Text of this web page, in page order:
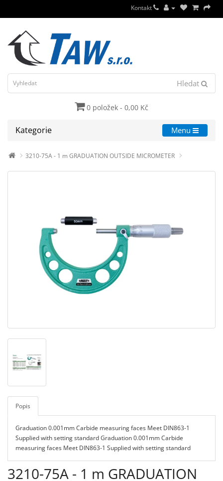
Kontakt
Hledat
0 položek - 0,00 Kč
Kategorie Menu
3210-75A - 1 m GRADUATION OUTSIDE MICROMETER
Popis
Graduation 0.001mm Carbide measuring faces Meet DIN863-1
Supplied with setting standard Graduation 0.001mm Carbide
measuring faces Meet DIN863-1 Supplied with setting standard
3210-75A - 1 m GRADUATION